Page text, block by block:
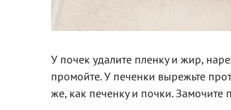
У почек удалите пленку и жир,
промойте. У печенки вырежьте
же, как печенку и почки.